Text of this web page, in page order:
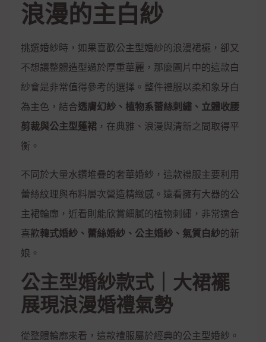
浪漫的主白紗
挑選婚紗時，如果喜歡公主型婚紗的浪漫裙襬，卻又
不想讓整體造型過於厚重華麗，那麼圖片中的這款白
紗會是非常值得參考的選擇。整件禮服以柔和象牙白
為主色，結合透膚幻紗、植物系蕾絲刺繡、立體收腰
剪裁與公主型蓬裙 ，在典雅、浪漫與清新之間取得平
衡。
不同於大量水鑽堆疊的奢華婚紗，這款禮服主要利用
蕾絲紋理與布料層次營造精緻感。遠看擁有大器的公
主裙輪廓，近看則能欣賞細膩的植物刺繡，非常適合
喜歡韓式婚紗、蕾絲婚紗、公主婚紗、氣質白紗的新
娘。
公主型婚紗款式｜大裙襬
展現浪漫婚禮氣勢
從整體輪廓來看，這款禮服屬於經典的公主型婚紗。